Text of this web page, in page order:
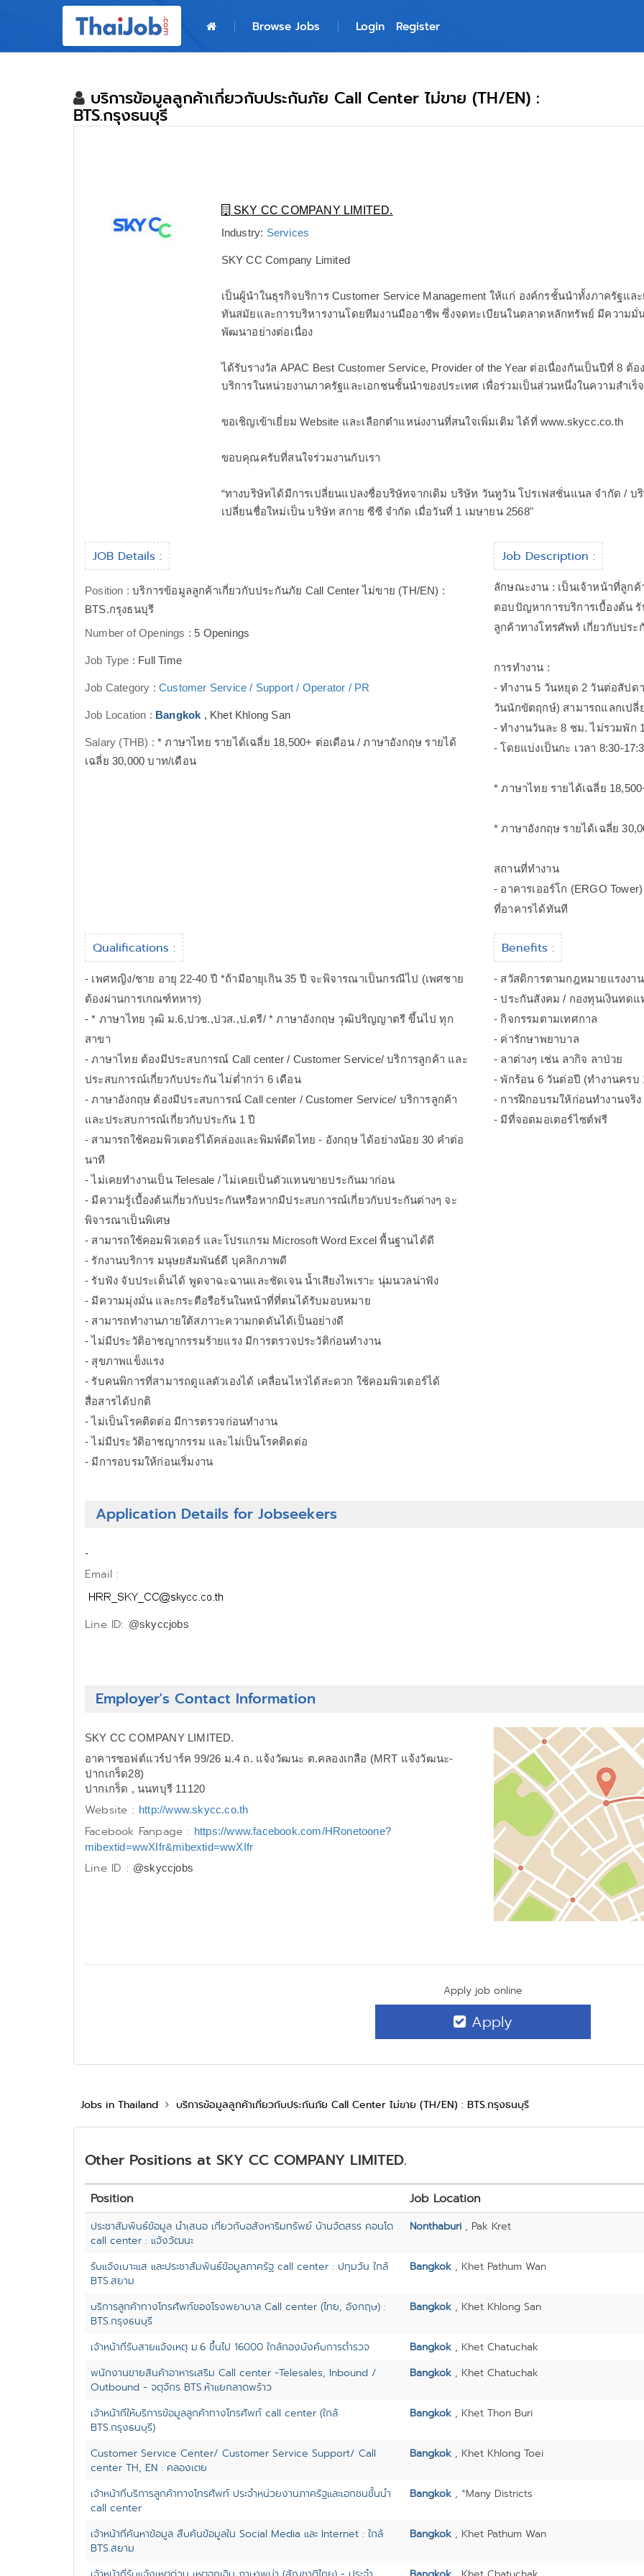
Browse Jobs Login Register
Login
บริการข้อมูลลูกค้าเกี่ยวกับประกันภัย Call Center ไม่ขาย (TH/EN) :
BTS.กรุงธนบุรี
SKY CC COMPANY LIMITED.
Industry: Services
SKY CC Company Limited
เป็นผู้นำในธุรกิจบริการ Customer Service Management ให้แก่ องค์กรชั้นนำทั้งภาครัฐแ
ทันสมัยและการบริหารงานโดยทีมงานมืออาชีพ ซึ่งจดทะเบียนในตลาดหลักทรัพย์ มีความมั่
พัฒนาอย่างต่อเนื่อง
ได้รับรางวัล APAC Best Customer Service, Provider of the Year ต่อเนื่องกันเป็นปีที่ 8
บริการในหน่วยงานภาครัฐและเอกชนชั้นนำของประเทศ เพื่อร่วมเป็นส่วนหนึ่งในความสำเร็
ขอเชิญเข้าเยี่ยม Website และเลือกตำแหน่งงานที่สนใจเพิ่มเติม ได้ที่ www.skycc.co.th
ขอบคุณครับที่สนใจร่วมงานกับเรา
“ทางบริษัทได้มีการเปลี่ยนแปลงชื่อบริษัทจากเดิม บริษัท วันทูวัน โปรเฟสชั่นแนล จำกัด /
เปลี่ยนชื่อใหม่เป็น บริษัท สกาย ซีซี จำกัด เมื่อวันที่ 1 เมษายน 2568"
JOB Details :
Position :บริการข้อมูลลูกค้าเกี่ยวกับประกันภัย Call Center ไม่ขาย (TH/EN) :
BTS.กรุงธนบุรี
Number of Openings : 5 Openings
Job Type : Full Time
Job Category : Customer Service / Support / Operator / PR
Job Location : Bangkok , Khet Khlong San
Salary (THB) : * ภาษาไทย รายได้เฉลี่ย 18,500+ ต่อเดือน / ภาษาอังกฤษ รายได้
เฉลี่ย 30,000 บาท/เดือน
Job Description :
ลักษณะงาน : เป็นเจ้าหน้าที่ลูก
ตอบปัญหาการบริการเบื้องต้น
ลูกค้าทางโทรศัพท์ เกี่ยวกับประ
การทำงาน :
- ทำงาน 5 วันหยุด 2 วันต่อสัปด
วันนักขัตฤกษ์) สามารถแลกเปลี่
- ทำงานวันละ 8 ชม. ไม่รวมพัก
- โดยแบ่งเป็นกะ เวลา 8:30-
* ภาษาไทย รายได้เฉลี่ย
* ภาษาอังกฤษ รายได้เฉลี่ย
สถานที่ทำงาน
- อาคารเออร์โก (ERGO
ที่อาคารได้ทันที
Qualifications :
- เพศหญิง/ชาย อายุ 22-40 ปี *ถ้ามีอายุเกิน 35 ปี จะพิจารณาเป็นกรณีไป (เพศชาย
ต้องผ่านการเกณฑ์ทหาร)
- * ภาษาไทย วุฒิ ม.6,ปวช.,ปวส.,ป.ตรี/ * ภาษาอังกฤษ วุฒิปริญญาตรี ขึ้นไป ทุก
สาขา
- ภาษาไทย ต้องมีประสบการณ์ Call center / Customer Service/ บริการลูกค้า และ
ประสบการณ์เกี่ยวกับประกัน ไม่ต่ำกว่า 6 เดือน
- ภาษาอังกฤษ ต้องมีประสบการณ์ Call center / Customer Service/ บริการลูกค้า
และประสบการณ์เกี่ยวกับประกัน 1 ปี
- สามารถใช้คอมพิวเตอร์ได้คล่องและพิมพ์ดีดไทย - อังกฤษ ได้อย่างน้อย 30 คำต่อ
นาที
- ไม่เคยทำงานเป็น Telesale / ไม่เคยเป็นตัวแทนขายประกันมาก่อน
- มีความรู้เบื้องต้นเกี่ยวกับประกันหรือหากมีประสบการณ์เกี่ยวกับประกันต่างๆ จะ
พิจารณาเป็นพิเศษ
- สามารถใช้คอมพิวเตอร์ และโปรแกรม Microsoft Word Excel พื้นฐานได้ดี
- รักงานบริการ มนุษยสัมพันธ์ดี บุคลิกภาพดี
- รับฟัง จับประเด็นได้ พูดจาฉะฉานและชัดเจน น้ำเสียงไพเราะ นุ่มนวลน่าฟัง
- มีความมุ่งมั่น และกระตือรือร้นในหน้าที่ที่ตนได้รับมอบหมาย
- สามารถทำงานภายใต้สภาวะความกดดันได้เป็นอย่างดี
- ไม่มีประวัติอาชญากรรมร้ายแรง มีการตรวจประวัติก่อนทำงาน
- สุขภาพแข็งแรง
- รับคนพิการที่สามารถดูแลตัวเองได้ เคลื่อนไหวได้สะดวก ใช้คอมพิวเตอร์ได้
สื่อสารได้ปกติ
- ไม่เป็นโรคติดต่อ มีการตรวจก่อนทำงาน
- ไม่มีประวัติอาชญากรรม และไม่เป็นโรคติดต่อ
- มีการอบรมให้ก่อนเริ่มงาน
Benefits :
- สวัสดิการตามกฎหมายแรงงาน
- ประกันสังคม / กองทุนเงินทดแ
- กิจกรรมตามเทศกาล
- ค่ารักษาพยาบาล
- ลาต่างๆ เช่น ลากิจ ลาป่วย
- พักร้อน 6 วันต่อปี (ทำงานครบ
- การฝึกอบรมให้ก่อนทำงานจริง
- มีที่จอดมอเตอร์ไซต์ฟรี
Application Details for Jobseekers
-
Email :
Line ID: @skyccjobs
Employer's Contact Information
SKY CC COMPANY LIMITED.
อาคารซอฟต์แวร์ปาร์ค 99/26 ม.4 ถ. แจ้งวัฒนะ ต.คลองเกลือ (MRT แจ้งวัฒนะ-
ปากเกร็ด28)
ปากเกร็ด , นนทบุรี 11120
Website : http://www.skycc.co.th
Facebook Fanpage : https://www.facebook.com/HRonetoone?
mibextid=wwXIfr&mibextid=wwXIfr
Line ID : @skyccjobs
Apply job online
Apply
Jobs in Thailand บริการข้อมูลลูกค้าเกี่ยวกับประกันภัย Call Center ไม่ขาย (TH/EN) : BTS.กรุงธนบุรี
Other Positions at SKY CC COMPANY LIMITED.
Position Job Location
ประชาสัมพันธ์ข้อมูล นำเสนอ เกี่ยวกับอสังหาริมทรัพย์ บ้านจัดสรร คอนโด
call center : แจ้งวัฒนะ
Nonthaburi , Pak Kret
รับแจ้งเบาะแส และประชาสัมพันธ์ข้อมูลภาครัฐ call center : ปทุมวัน ใกล้
BTS.สยาม
Bangkok , Khet Pathum Wan
บริการลูกค้าทางโทรศัพท์ของโรงพยาบาล Call center (ไทย, อังกฤษ) :
BTS.กรุงธนบุรี
Bangkok , Khet Khlong San
เจ้าหน้าที่รับสายแจ้งเหตุ ม.6 ขึ้นไป 16000 ใกล้กองบังคับการตำรวจ Bangkok , Khet Chatuchak
พนักงานขายสินค้าอาหารเสริม Call center -Telesales, Inbound /
Outbound - จตุจักร BTS.ห้าแยกลาดพร้าว
Bangkok , Khet Chatuchak
เจ้าหน้าที่ให้บริการข้อมูลลูกค้าทางโทรศัพท์ call center (ใกล้
BTS.กรุงธนบุรี)
Bangkok , Khet Thon Buri
Customer Service Center/ Customer Service Support/ Call
center TH, EN : คลองเตย
Bangkok , Khet Khlong Toei
เจ้าหน้าที่บริการลูกค้าทางโทรศัพท์ ประจำหน่วยงานภาครัฐและเอกชนชั้นนำ
call center
Bangkok , *Many Districts
เจ้าหน้าที่ค้นหาข้อมูล สืบค้นข้อมูลใน Social Media และ Internet : ใกล้
BTS.สยาม
Bangkok , Khet Pathum Wan